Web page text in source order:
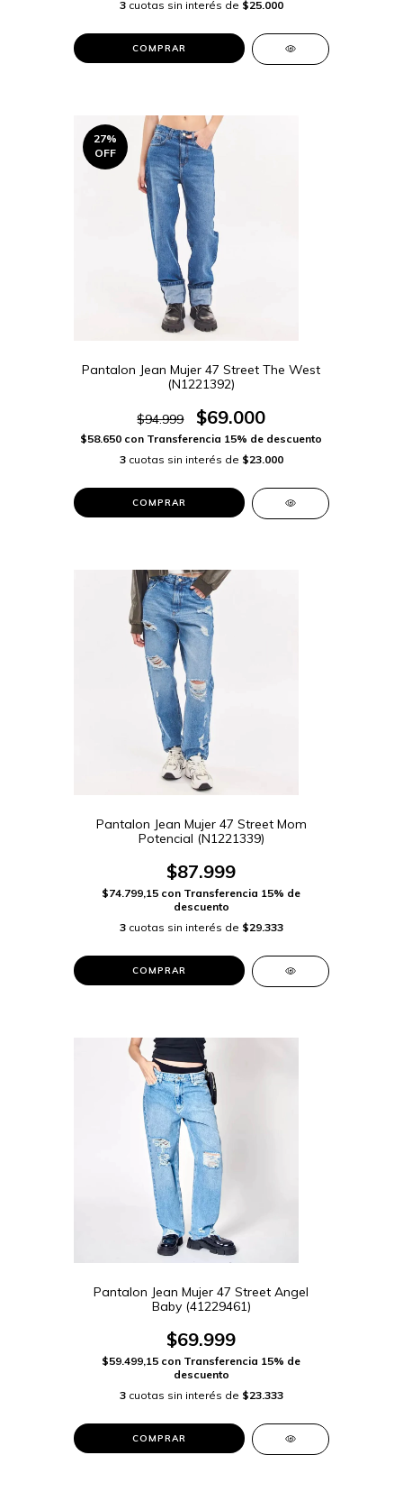
3 cuotas sin interés de $25.000
COMPRAR
27%
OFF
Pantalon Jean Mujer 47 Street The West
(N1221392)
$94.999 $69.000
$58.650 con Transferencia 15% de descuento
3 cuotas sin interés de $23.000
COMPRAR
Pantalon Jean Mujer 47 Street Mom
Potencial (N1221339)
$87.999
$74.799,15 con Transferencia 15% de
descuento
3 cuotas sin interés de $29.333
COMPRAR
Pantalon Jean Mujer 47 Street Angel
Baby (41229461)
$69.999
$59.499,15 con Transferencia 15% de
descuento
3 cuotas sin interés de $23.333
COMPRAR